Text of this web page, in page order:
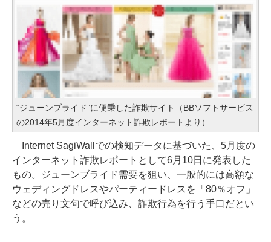
“ジューンブライド”に便乗した詐欺サイト（BBソフトサービス
の2014年5月度インターネット詐欺レポートより）
Internet SagiWallでの検知データに基づいた、5月度の
インターネット詐欺レポートとして6月10日に発表した
もの。ジューンブライド需要を狙い、一般的には高額な
ウェディングドレスやパーティードレスを「80％オフ」
などの売り文句で呼び込み、詐欺行為を行う手口だとい
う。